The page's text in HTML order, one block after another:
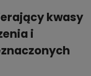
kwasy
i